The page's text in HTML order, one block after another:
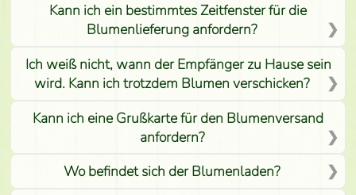
Kann ich ein bestimmtes Zeitfenster für die
Blumenlieferung anfordern?
Ich weiß nicht, wann der Empfänger zu Hause sein
wird. Kann ich trotzdem Blumen verschicken?
Kann ich eine Grußkarte für den Blumenversand
anfordern?
Wo befindet sich der Blumenladen?